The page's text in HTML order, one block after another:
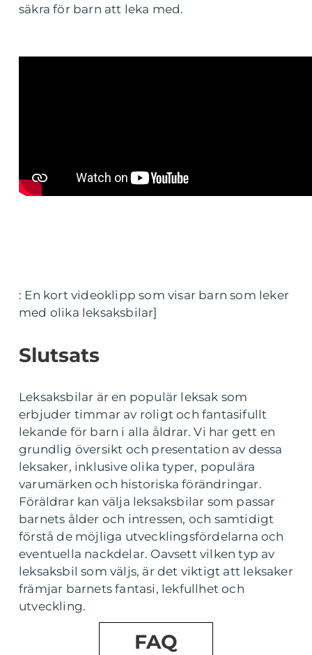
säkra för barn att leka med.
: En kort videoklipp som visar barn som leker
med olika leksaksbilar]
Slutsats
Leksaksbilar är en populär leksak som
erbjuder timmar av roligt och fantasifullt
lekande för barn i alla åldrar. Vi har gett en
grundlig översikt och presentation av dessa
leksaker, inklusive olika typer, populära
varumärken och historiska förändringar.
Föräldrar kan välja leksaksbilar som passar
barnets ålder och intressen, och samtidigt
förstå de möjliga utvecklingsfördelarna och
eventuella nackdelar. Oavsett vilken typ av
leksaksbil som väljs, är det viktigt att leksaker
främjar barnets fantasi, lekfullhet och
utveckling.
FAQ